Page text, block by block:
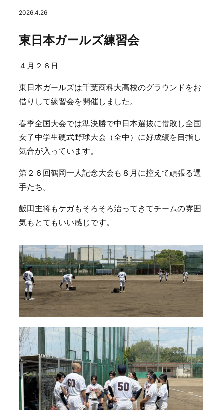
2026.4.26
東日本ガールズ練習会
４月２６日
東日本ガールズは千葉商科大高校のグラウンドをお
借りして練習会を開催しました。
春季全国大会では準決勝で中日本選抜に惜敗し全国
女子中学生硬式野球大会（全中）に好成績を目指し
気合が入っています。
第２６回鶴岡一人記念大会も８月に控えて頑張る選
手たち。
飯田主将もケガもそろそろ治ってきてチームの雰囲
気もとてもいい感じです。